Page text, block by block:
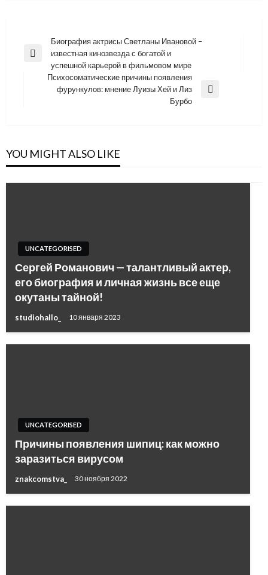
Навигация
по
записям
Previous
Биография актрисы Светланы Ивановой –
известная кинозвезда с богатой и
успешной карьерой в фильмовом мире
Психосоматические причины появления
фурункулов: мнение Луизы Хей и Лиз
Бурбо
YOU MIGHT ALSO LIKE
UNCATEGORISED
Сергей Романович — талантливый актер,
его биография и личная жизнь все еще
окутаны тайной!
studiohallo_ 10 января 2023
UNCATEGORISED
Причины появления шипиц: как можно
заразиться вирусом
znakcomstva_ 30 ноября 2022